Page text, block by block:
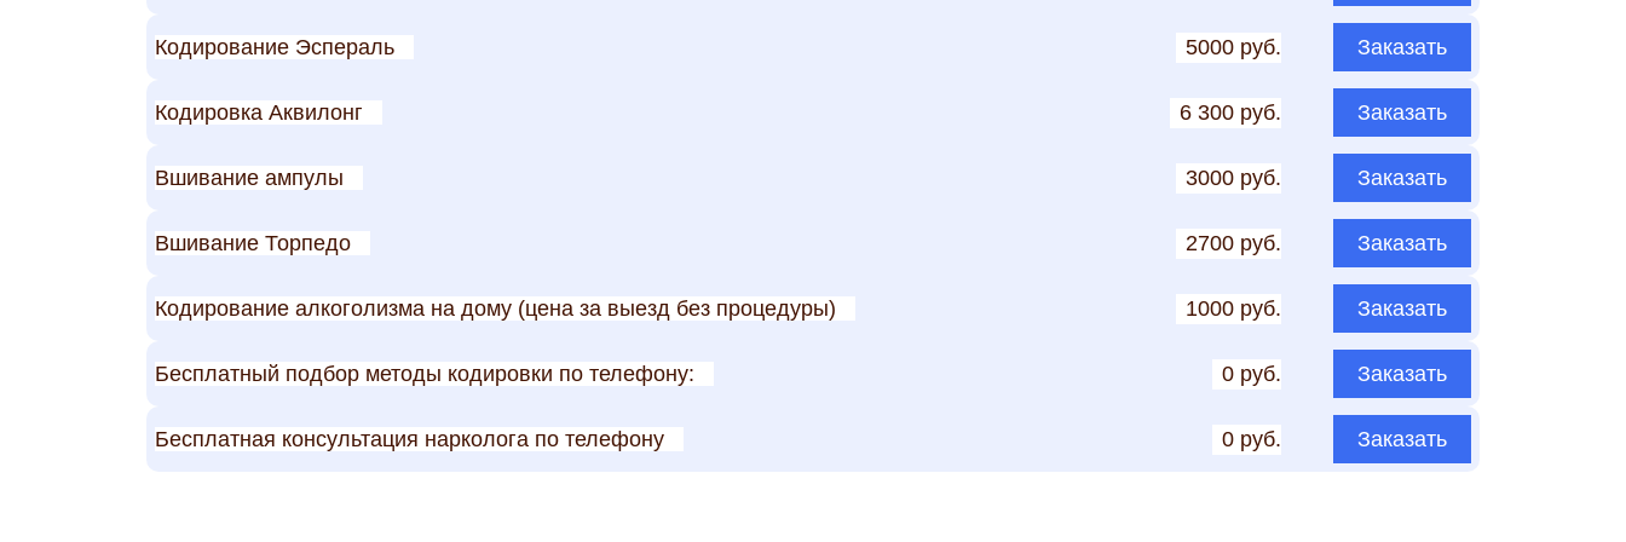
Кодирование Эспераль 5000 руб. Заказать
Кодировка Аквилонг 6 300 руб. Заказать
Вшивание ампулы 3000 руб. Заказать
Вшивание Торпедо 2700 руб. Заказать
Кодирование алкоголизма на дому (цена за выезд без процедуры) 1000 руб. Заказать
Бесплатный подбор методы кодировки по телефону: 0 руб. Заказать
Бесплатная консультация нарколога по телефону 0 руб. Заказать